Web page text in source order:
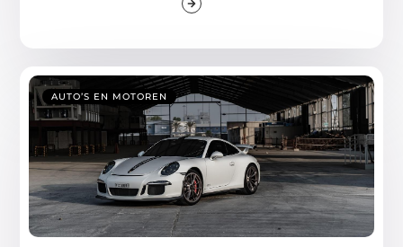
AUTO’S EN MOTOREN